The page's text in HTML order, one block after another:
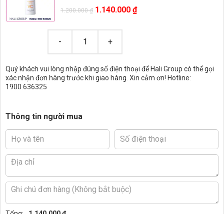
1.200.000₫ 1.140.000 ₫
Quý khách vui lòng nhập đúng số điện thoại để Hali Group có thể gọi
xác nhận đơn hàng trước khi giao hàng. Xin cảm ơn! Hotline:
1900.636325
Thông tin người mua